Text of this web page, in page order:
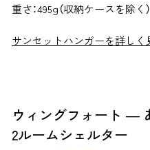
重さ：495g（収納ケースを除く）
サンセットハンガーを詳しく
ウィングフォート ―
2ルームシェルター